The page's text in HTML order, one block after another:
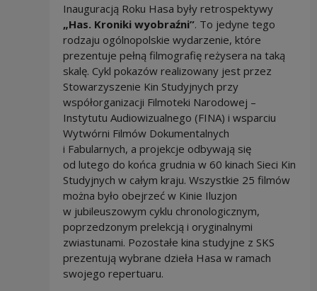
Inauguracją Roku Hasa były retrospektywy
„Has. Kroniki wyobraźni”. To jedyne tego
rodzaju ogólnopolskie wydarzenie, które
prezentuje pełną filmografię reżysera na taką
skalę. Cykl pokazów realizowany jest przez
Stowarzyszenie Kin Studyjnych przy
współorganizacji Filmoteki Narodowej –
Instytutu Audiowizualnego (FINA) i wsparciu
Wytwórni Filmów Dokumentalnych
i Fabularnych, a projekcje odbywają się
od lutego do końca grudnia w 60 kinach Sieci Kin
Studyjnych w całym kraju. Wszystkie 25 filmów
można było obejrzeć w Kinie Iluzjon
w jubileuszowym cyklu chronologicznym,
poprzedzonym prelekcją i oryginalnymi
zwiastunami. Pozostałe kina studyjne z SKS
prezentują wybrane dzieła Hasa w ramach
swojego repertuaru.